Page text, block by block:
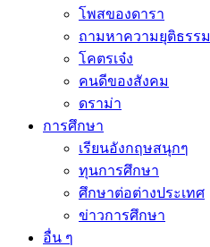
โพสของดารา
ถามหาความยุติธรรม
โคตรเจ๋ง
คนดีของสังคม
ดราม่า
การศึกษา
เรียนอังกฤษสนุกๆ
ทุนการศึกษา
ศึกษาต่อต่างประเทศ
ข่าวการศึกษา
อื่น ๆ